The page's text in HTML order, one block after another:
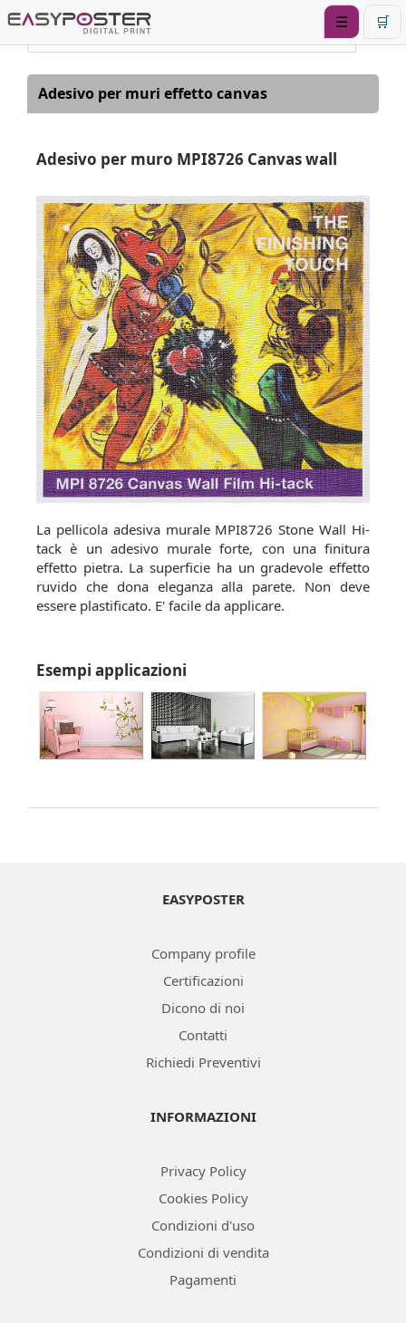
☰ 🛒
Adesivo per muri effetto canvas
Adesivo per muro MPI8726 Canvas wall
La pellicola adesiva murale MPI8726 Stone Wall Hi-
tack è un adesivo murale forte, con una finitura
effetto pietra. La superficie ha un gradevole effetto
ruvido che dona eleganza alla parete. Non deve
essere plastificato. E' facile da applicare.
Esempi applicazioni
EASYPOSTER
Company profile
Certificazioni
Dicono di noi
Contatti
Richiedi Preventivi
INFORMAZIONI
Privacy Policy
Cookies Policy
Condizioni d'uso
Condizioni di vendita
Pagamenti